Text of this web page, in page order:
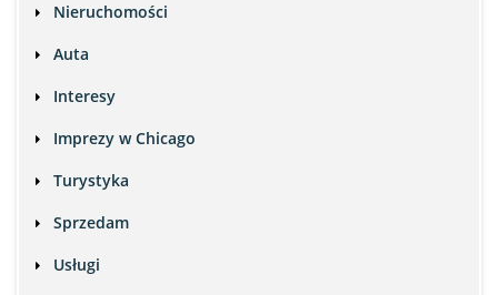
Nieruchomości
Auta
Interesy
Imprezy w Chicago
Turystyka
Sprzedam
Usługi